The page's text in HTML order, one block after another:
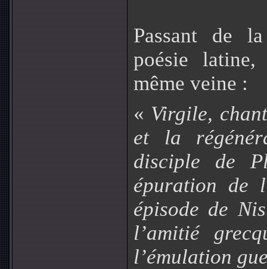
Passant de
poésie
même veine :
« Virgile,
et la
disciple de
épuration de
épisode de
l’amitié
l’émulation